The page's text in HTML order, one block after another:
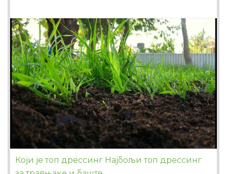
Који је топ дрессинг Најбољи топ дрессинг